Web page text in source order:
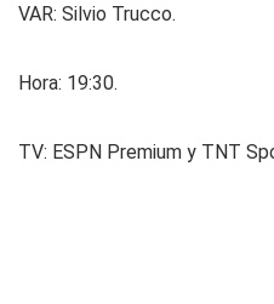
VAR: Silvio Trucco.
Hora: 19:30.
TV: ESPN Premium y TNT